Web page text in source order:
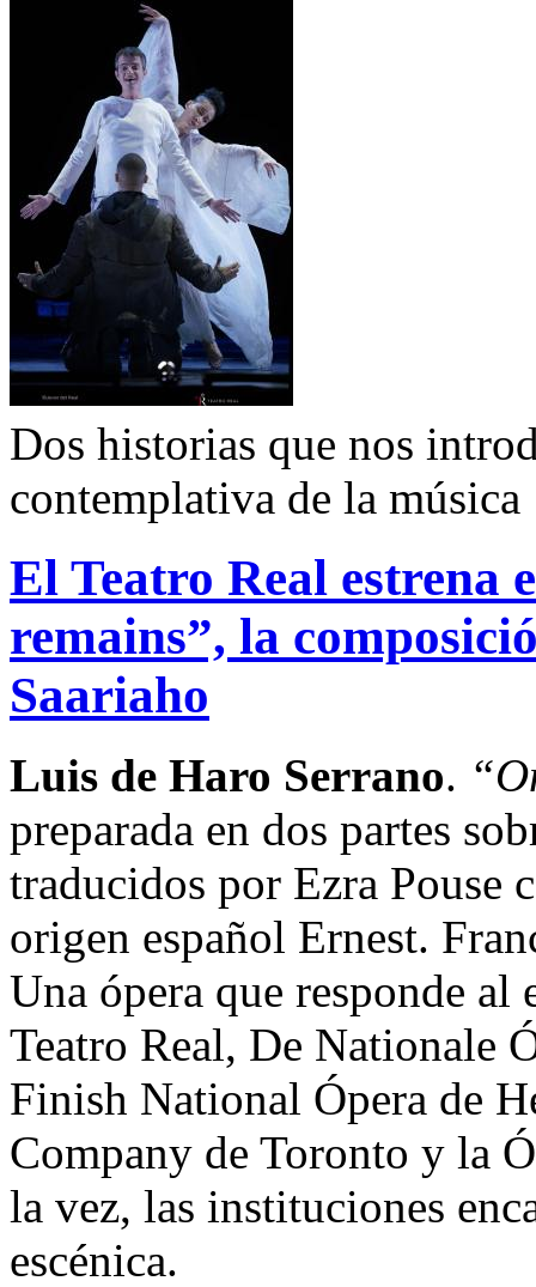
Dos historias que nos
contemplativa de la música
El Teatro Real estrena
remains”, la
Saariaho
Luis de Haro Serrano.
preparada en dos partes
traducidos por Ezra Pouse
origen español Ernest.
Una ópera que responde
Teatro Real, De Nationale
Finish National Ópera de
Company de Toronto y la
la vez, las instituciones
escénica.